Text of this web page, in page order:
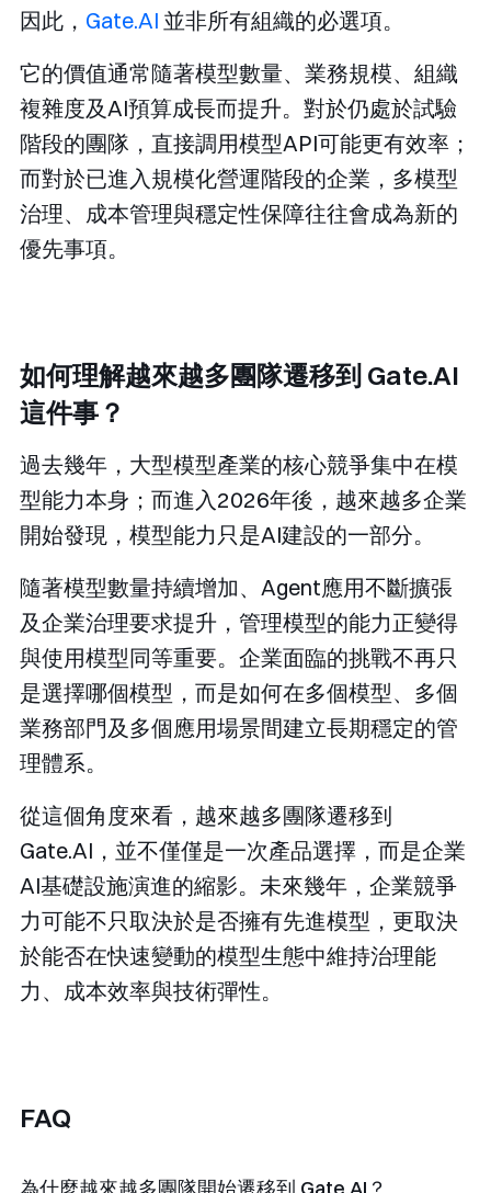
因此， Gate.AI 並非所有組織的必選項。
它的價值通常隨著模型數量、業務規模、組織
複雜度及AI預算成長而提升。對於仍處於試驗
階段的團隊，直接調用模型API可能更有效率；
而對於已進入規模化營運階段的企業，多模型
治理、成本管理與穩定性保障往往會成為新的
優先事項。
如何理解越來越多團隊遷移到 Gate.AI
這件事？
過去幾年，大型模型產業的核心競爭集中在模
型能力本身；而進入2026年後，越來越多企業
開始發現，模型能力只是AI建設的一部分。
隨著模型數量持續增加、Agent應用不斷擴張
及企業治理要求提升，管理模型的能力正變得
與使用模型同等重要。企業面臨的挑戰不再只
是選擇哪個模型，而是如何在多個模型、多個
業務部門及多個應用場景間建立長期穩定的管
理體系。
從這個角度來看，越來越多團隊遷移到
Gate.AI，並不僅僅是一次產品選擇，而是企業
AI基礎設施演進的縮影。未來幾年，企業競爭
力可能不只取決於是否擁有先進模型，更取決
於能否在快速變動的模型生態中維持治理能
力、成本效率與技術彈性。
FAQ
為什麼越來越多團隊開始遷移到 Gate.AI？